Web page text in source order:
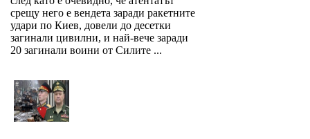
срещу него е вендета заради ракетните
удари по Киев, довели до десетки
загинали цивилни, и най-вече заради
20 загинали воини от Силите ...